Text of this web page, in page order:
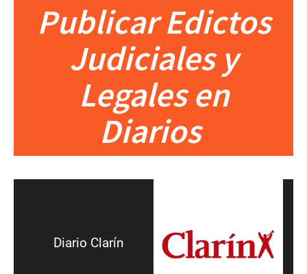
Publicar Edictos
Judiciales y
Legales en
Diarios
Diario Clarín